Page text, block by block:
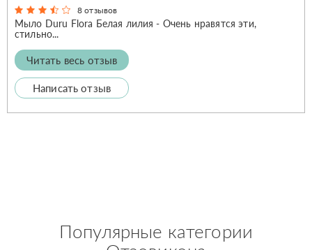
8 отзывов
Мыло Duru Flora Белая лилия - Очень нравятся эти,
стильно...
Читать весь отзыв
Написать отзыв
Популярные категории